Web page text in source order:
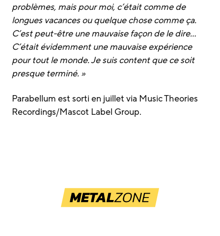
problèmes, mais pour moi, c’était comme de
longues vacances ou quelque chose comme ça.
C’est peut-être une mauvaise façon de le dire…
C’était évidemment une mauvaise expérience
pour tout le monde. Je suis content que ce soit
presque terminé. »
Parabellum est sorti en juillet via Music Theories
Recordings/Mascot Label Group.